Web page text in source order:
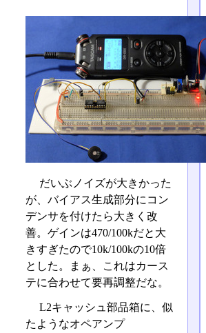
だいぶノイズが大きかった
が、バイアス生成部分にコン
デンサを付けたら大きく改
善。ゲインは470/100kだと大
きすぎたので10k/100kの10倍
とした。まぁ、これはカース
テに合わせて要再調整だな。
L2キャッシュ部品箱に、似
たようなオペアンプ